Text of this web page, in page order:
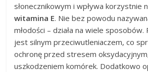
słonecznikowym i wpływa korzystnie
witamina E. Nie bez powodu
młodości – działa na wiele
jest silnym przeciwutleniaczem, co
ochronę przed stresem
uszkodzeniem komórek. Dodatkowo